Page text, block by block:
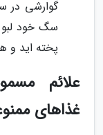
گوارشی در
سگ خود لبو
پخته اید و
علائم
غذاهای